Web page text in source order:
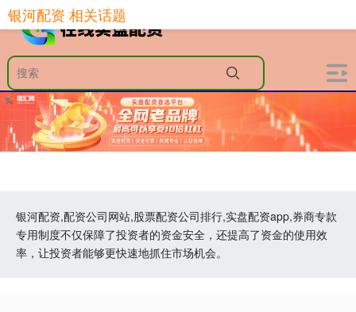
银河配资,配资公司网站,股票配资公司排行,实盘配资app,券商专款
专用制度不仅保障了投资者的资金安全，还提高了资金的使用效
率，让投资者能够更快速地抓住市场机会。
银河配资 相关话题